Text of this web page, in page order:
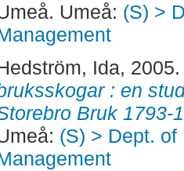
Umeå: (S) >
Ida,
: en
Bruk 1793-
(S) > Dept.